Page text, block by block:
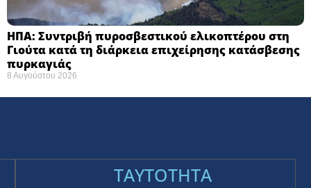
ΗΠΑ: Συντριβή πυροσβεστικού ελικοπτέρου στη
Γιούτα κατά τη διάρκεια επιχείρησης κατάσβεσης
πυρκαγιάς ​
8 Αυγούστου 2026
TAYTOTHTA